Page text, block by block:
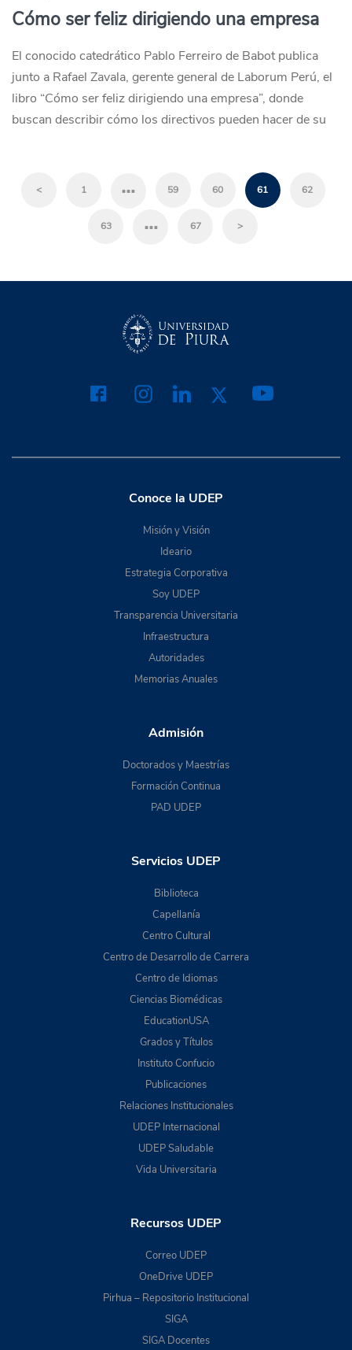
Cómo ser feliz dirigiendo una empresa
El conocido catedrático Pablo Ferreiro de Babot publica
junto a Rafael Zavala, gerente general de Laborum Perú, el
libro “Cómo ser feliz dirigiendo una empresa”, donde
buscan describir cómo los directivos pueden hacer de su
< 1 … 59 60 61 62
63 … 67 >
Conoce la UDEP
Misión y Visión
Ideario
Estrategia Corporativa
Soy UDEP
Transparencia Universitaria
Infraestructura
Autoridades
Memorias Anuales
Admisión
Doctorados y Maestrías
Formación Continua
PAD UDEP
Servicios UDEP
Biblioteca
Capellanía
Centro Cultural
Centro de Desarrollo de Carrera
Centro de Idiomas
Ciencias Biomédicas
EducationUSA
Grados y Títulos
Instituto Confucio
Publicaciones
Relaciones Institucionales
UDEP Internacional
UDEP Saludable
Vida Universitaria
Recursos UDEP
Correo UDEP
OneDrive UDEP
Pirhua – Repositorio Institucional
SIGA
SIGA Docentes